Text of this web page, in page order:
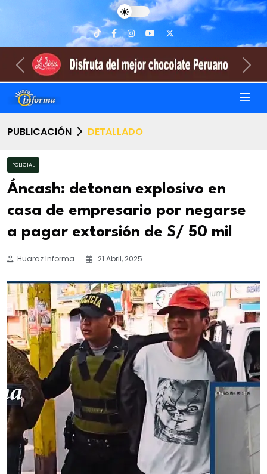
Previous Next
PUBLICACIÓN DETALLADO
POLICIAL
Áncash: detonan explosivo en
casa de empresario por negarse
a pagar extorsión de S/ 50 mil
Huaraz Informa 21 Abril, 2025